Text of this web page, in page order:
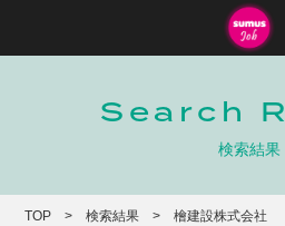
Search
検索結果
TOP 検索結果 檜建設株式会社